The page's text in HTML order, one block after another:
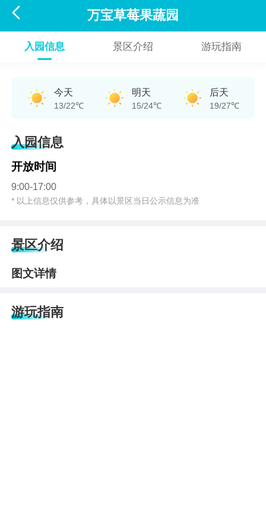
 万宝草莓果蔬园
入园信息 景区介绍 游玩指南
今天
13/22℃
明天
15/24℃
后天
19/27℃
入园信息
开放时间
9:00-17:00
* 以上信息仅供参考，具体以景区当日公示信息为准
景区介绍
图文详情
游玩指南